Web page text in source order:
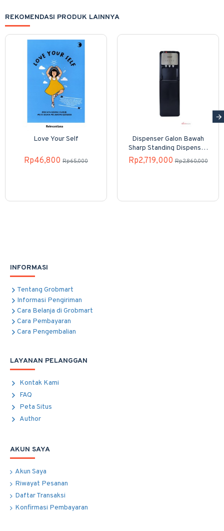
REKOMENDASI PRODUK LAINNYA
Love Your Self
Rp46,800 Rp65,000
Dispenser Galon Bawah
Sharp Standing Dispenser
SWD-82EHL-PB
Rp2,719,000 Rp2,860,000
INFORMASI
Tentang Grobmart
Informasi Pengiriman
Cara Belanja di Grobmart
Cara Pembayaran
Cara Pengembalian
LAYANAN PELANGGAN
Kontak Kami
FAQ
Peta Situs
Author
AKUN SAYA
Akun Saya
Riwayat Pesanan
Daftar Transaksi
Konfirmasi Pembayaran